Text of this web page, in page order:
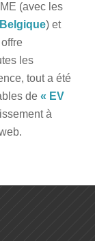
(avec les
Belgique) et
offre
les
tout a été
de « EV
à